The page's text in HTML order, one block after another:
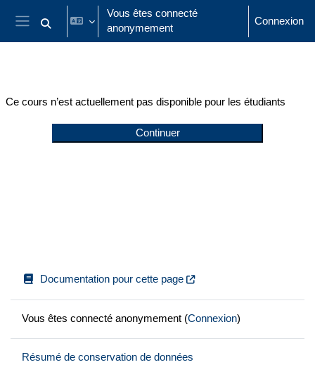
Passer au contenu principal
Panneau latéral
Activer/désactiver la saisie de recherche
Vous êtes connecté
anonymement
Connexion
Ce cours n’est actuellement pas disponible pour les étudiants
Continuer
Documentation pour cette page
Vous êtes connecté anonymement (Connexion)
Résumé de conservation de données